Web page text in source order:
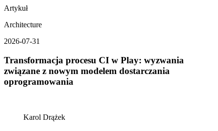
Artykuł
Architecture
2026-07-31
Transformacja procesu CI w Play: wyzwania
związane z nowym modelem dostarczania
oprogramowania
Karol Drążek